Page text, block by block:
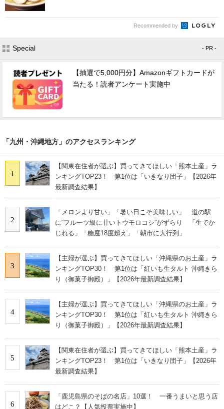
Recommended by
Special - PR -
【抽選で5,000円分】Amazonギフトカードが
当たる！読者アンケート実施中
「九州・沖縄地方」のアクセスランキング
1
【関東在住者が選ぶ】買ってきてほしい「熊本土産」ラ
ンキングTOP23！ 第1位は「いきなり団子」【2026年
最新調査結果】
2
「メロンより甘い」「暑い日こそ美味しい」 道の駅
に“フルーツ級に甘いトウモロコシ”がずらり 「生でか
じれる」「糖度18度超え」「朝市に大行列」
3
【主婦が選ぶ】買ってきてほしい「沖縄県のお土産」ラ
ンキングTOP30！ 第1位は「紅いも生タルト 沖縄きら
り（御菓子御殿）」【2026年最新調査結果】
4
【主婦が選ぶ】買ってきてほしい「沖縄県のお土産」ラ
ンキングTOP30！ 第1位は「紅いも生タルト 沖縄きら
り（御菓子御殿）」【2026年最新調査結果】
5
【関東在住者が選ぶ】買ってきてほしい「熊本土産」ラ
ンキングTOP23！ 第1位は「いきなり団子」【2026年
最新調査結果】
6
「鹿児島県のそばの名店」10選！ 一番うまいと思う店
はどこ？【人気投票実施中】